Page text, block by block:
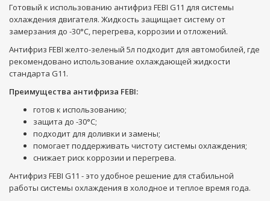
Готовый к использованию антифриз FEBI G11 для системы
охлаждения двигателя. Жидкость защищает систему от
замерзания до -30°C, перегрева, коррозии и отложений.
Антифриз FEBI желто-зеленый 5л подходит для автомобилей, где
рекомендовано использование охлаждающей жидкости
стандарта G11.
Преимущества антифриза FEBI:
готов к использованию;
защита до -30°C;
подходит для доливки и замены;
помогает поддерживать чистоту системы охлаждения;
снижает риск коррозии и перегрева.
Антифриз FEBI G11 - это удобное решение для стабильной
работы системы охлаждения в холодное и теплое время года.